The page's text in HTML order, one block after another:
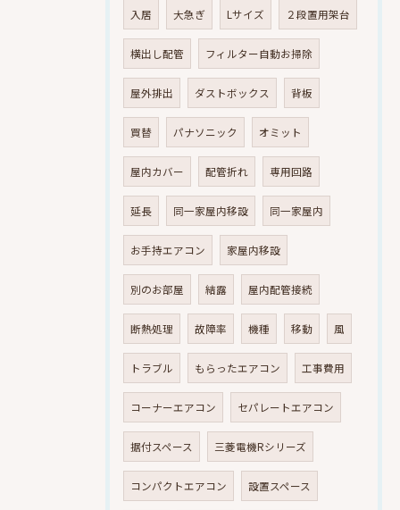
入居 大急ぎ Lサイズ ２段置用架台
横出し配管 フィルター自動お掃除
屋外排出 ダストボックス 背板
買替 パナソニック オミット
屋内カバー 配管折れ 専用回路
延長 同一家屋内移設 同一家屋内
お手持エアコン 家屋内移設
別のお部屋 結露 屋内配管接続
断熱処理 故障率 機種 移動 風
トラブル もらったエアコン 工事費用
コーナーエアコン セパレートエアコン
据付スペース 三菱電機Rシリーズ
コンパクトエアコン 設置スペース